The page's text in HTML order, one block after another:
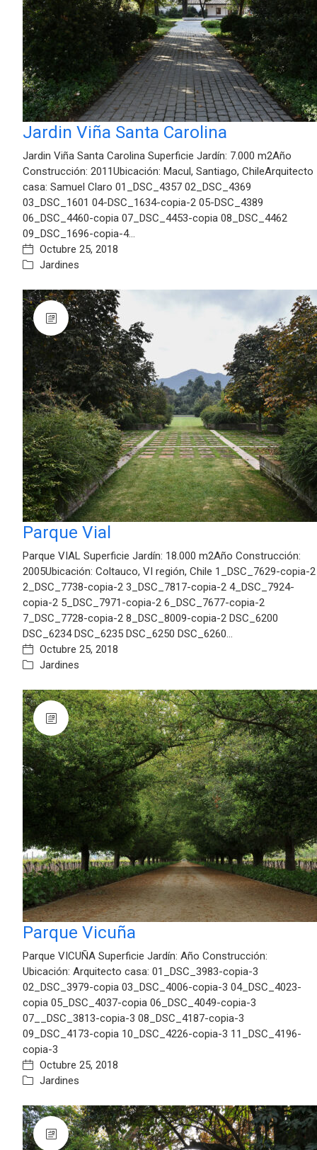
Jardin Viña Santa Carolina
Jardin Viña Santa Carolina Superficie Jardín: 7.000 m2Año
Construcción: 2011Ubicación: Macul, Santiago, ChileArquitecto
casa: Samuel Claro 01_DSC_4357 02_DSC_4369
03_DSC_1601 04-DSC_1634-copia-2 05-DSC_4389
06_DSC_4460-copia 07_DSC_4453-copia 08_DSC_4462
09_DSC_1696-copia-4…
Octubre 25, 2018
Jardines
Parque Vial
Parque VIAL Superficie Jardín: 18.000 m2Año Construcción:
2005Ubicación: Coltauco, VI región, Chile 1_DSC_7629-copia-2
2_DSC_7738-copia-2 3_DSC_7817-copia-2 4_DSC_7924-
copia-2 5_DSC_7971-copia-2 6_DSC_7677-copia-2
7_DSC_7728-copia-2 8_DSC_8009-copia-2 DSC_6200
DSC_6234 DSC_6235 DSC_6250 DSC_6260…
Octubre 25, 2018
Jardines
Parque Vicuña
Parque VICUÑA Superficie Jardín: Año Construcción:
Ubicación: Arquitecto casa: 01_DSC_3983-copia-3
02_DSC_3979-copia 03_DSC_4006-copia-3 04_DSC_4023-
copia 05_DSC_4037-copia 06_DSC_4049-copia-3
07__DSC_3813-copia-3 08_DSC_4187-copia-3
09_DSC_4173-copia 10_DSC_4226-copia-3 11_DSC_4196-
copia-3
Octubre 25, 2018
Jardines